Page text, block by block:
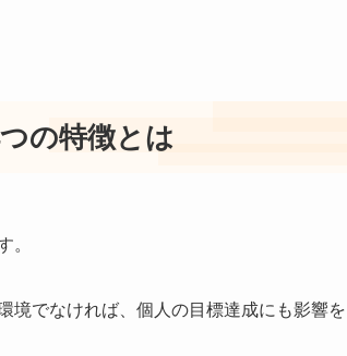
の特徴とは
。
境でなければ、個人の目標達成にも影響を